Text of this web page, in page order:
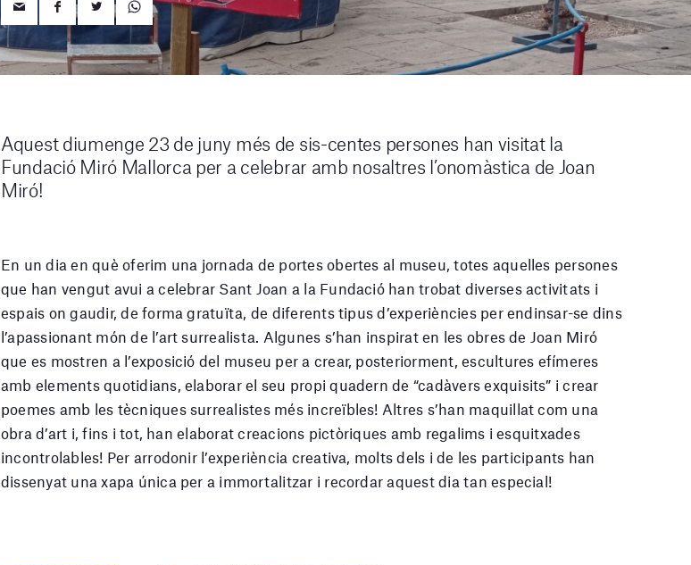
Aquest diumenge 23 de juny més de sis-centes persones han visitat la
Fundació Miró Mallorca per a celebrar amb nosaltres l’onomàstica de Joan
Miró!
En un dia en què oferim una jornada de portes obertes al museu, totes aquelles persones
que han vengut avui a celebrar Sant Joan a la Fundació han trobat diverses activitats i
espais on gaudir, de forma gratuïta, de diferents tipus d’experiències per endinsar-se dins
l’apassionant món de l’art surrealista. Algunes s’han inspirat en les obres de Joan Miró
que es mostren a l’exposició del museu per a crear, posteriorment, escultures efímeres
amb elements quotidians, elaborar el seu propi quadern de “cadàvers exquisits” i crear
poemes amb les tècniques surrealistes més increïbles! Altres s’han maquillat com una
obra d’art i, fins i tot, han elaborat creacions pictòriques amb regalims i esquitxades
incontrolables! Per arrodonir l’experiència creativa, molts dels i de les participants han
dissenyat una xapa única per a immortalitzar i recordar aquest dia tan especial!